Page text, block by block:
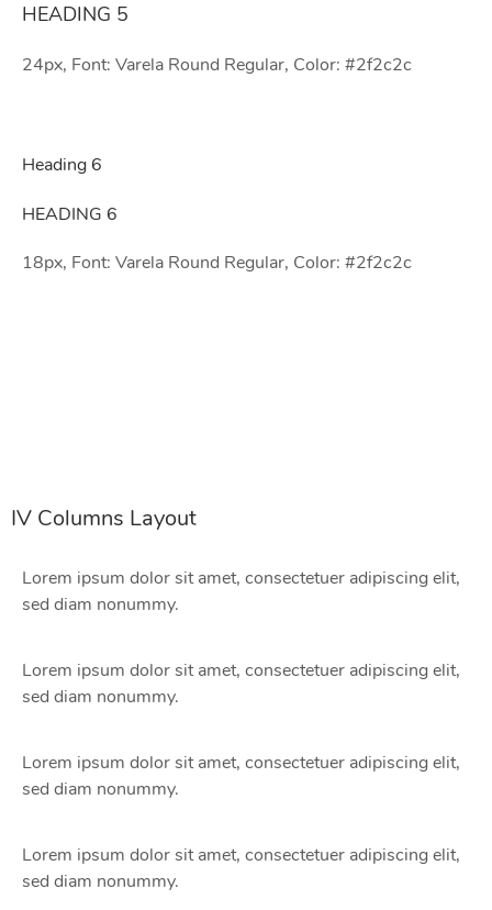
HEADING 5
24px, Font: Varela Round Regular, Color: #2f2c2c
Heading 6
HEADING 6
18px, Font: Varela Round Regular, Color: #2f2c2c
IV Columns Layout
Lorem ipsum dolor sit amet, consectetuer adipiscing elit,
sed diam nonummy.
Lorem ipsum dolor sit amet, consectetuer adipiscing elit,
sed diam nonummy.
Lorem ipsum dolor sit amet, consectetuer adipiscing elit,
sed diam nonummy.
Lorem ipsum dolor sit amet, consectetuer adipiscing elit,
sed diam nonummy.